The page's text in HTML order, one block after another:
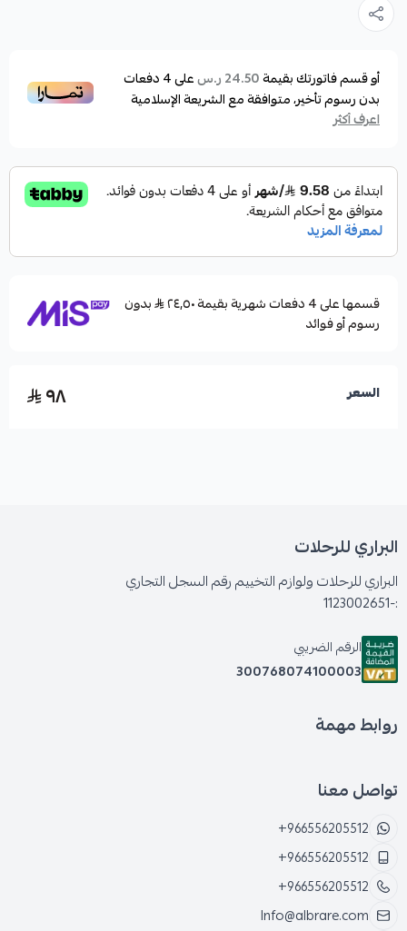
أو قسم فاتورتك بقيمة24.50 ر.س على4دفعات
بدون رسوم تأخير، متوافقة مع الشريعة الإسلامية
اعرف أكثر
قسمها على 4 دفعات شهرية بقيمة ٢٤٫٥٠
بدون
رسوم أو فوائد
السعر ٩٨
البراري للرحلات
البراري للرحلات ولوازم التخييم رقم السجل التجاري
:-1123002651
الرقم الضريبي
300768074100003
روابط مهمة
تواصل معنا
+966556205512
+966556205512
+966556205512
Info@albrare.com